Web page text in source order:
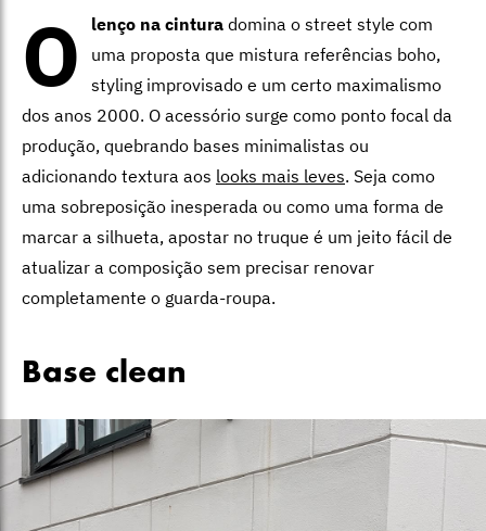
O lenço na cintura domina o street style com
uma proposta que mistura referências boho,
styling improvisado e um certo maximalismo
dos anos 2000. O acessório surge como ponto focal da
produção, quebrando bases minimalistas ou
adicionando textura aos looks mais leves. Seja como
uma sobreposição inesperada ou como uma forma de
marcar a silhueta, apostar no truque é um jeito fácil de
atualizar a composição sem precisar renovar
completamente o guarda-roupa.
Base clean